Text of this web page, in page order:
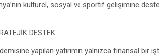
kültürel, sosyal ve sportif gelişimine
DESTEK
yapılan yatırımın yalnızca finansal bir